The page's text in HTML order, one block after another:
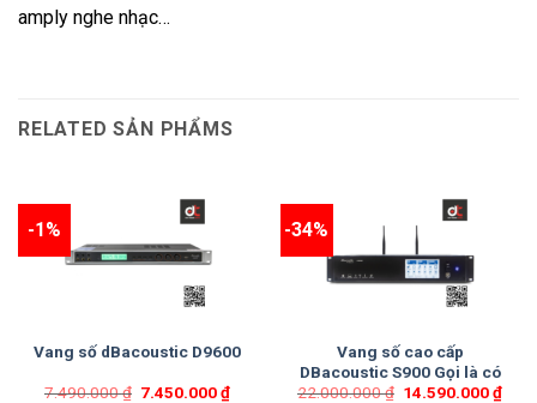
amply nghe nhạc…
RELATED SẢN PHẨMS
-1%
Vang số dBacoustic D9600
7.490.000₫ 7.450.000₫
-34%
Vang số cao cấp
DBacoustic S900 Gọi là có
giá tốt!
22.000.000₫ 14.590.000₫